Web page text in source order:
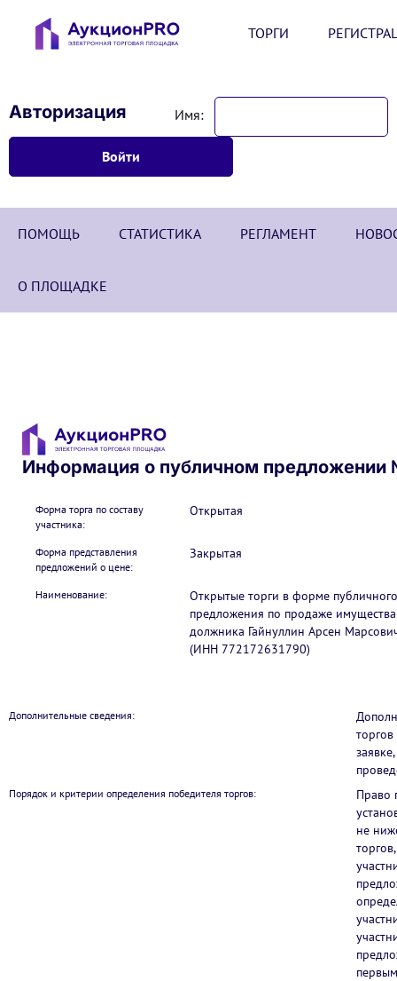
ТОРГИ
Авторизация Имя:
ПОМОЩЬ СТАТИСТИКА РЕГЛАМЕНТ
О ПЛОЩАДКЕ
Информация о публичном предложении
Форма торга по составу
участника:
Открытая
Форма представления
предложений о цене:
Закрытая
Наименование:
Открытые торги в форме публичного
предложения по продаже имущества
должника Гайнуллин Арсен
(ИНН 772172631790)
Дополнительные сведения:
Порядок и критерии определения победителя торгов:
Право
не